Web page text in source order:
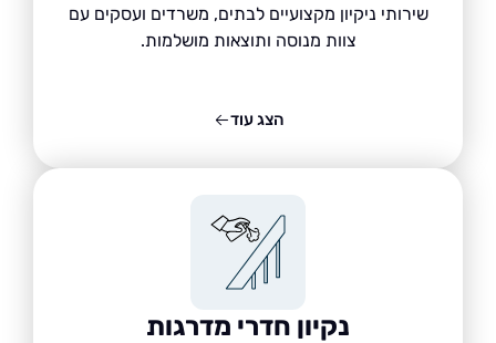
שירותי ניקיון מקצועיים לבתים, משרדים ועסקים עם
צוות מנוסה ותוצאות מושלמות.
נקיון חדרי מדרגות